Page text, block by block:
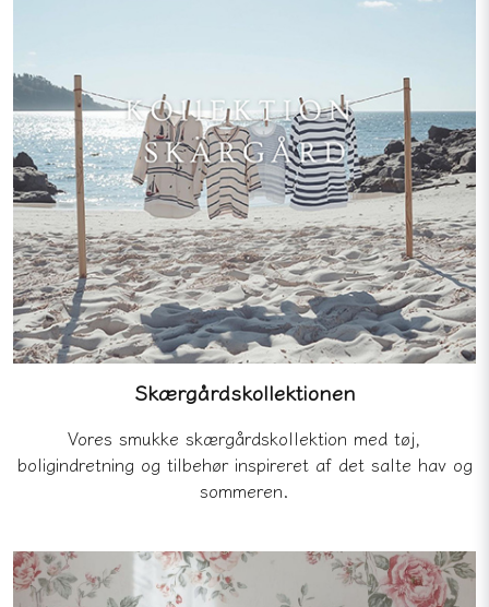
Skærgårdskollektionen
Vores smukke skærgårdskollektion med tøj,
boligindretning og tilbehør inspireret af det salte hav og
sommeren.